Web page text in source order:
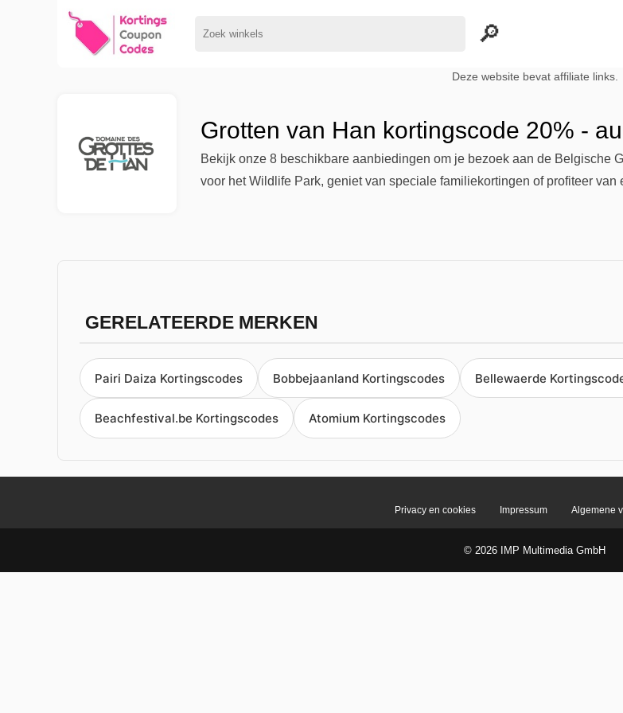
Deze website bevat affiliate links.
Grotten van Han kortingscode 20% -
Bekijk onze 8 beschikbare aanbiedingen om je bezoek aan de Belgische
voor het Wildlife Park, geniet van speciale familiekortingen of profiteer
GERELATEERDE MERKEN
Pairi Daiza Kortingscodes Bobbejaanland Kortingscodes Bellewaerde
Beachfestival.be Kortingscodes Atomium Kortingscodes
Privacy en cookies Impressum Algemene
© 2026 IMP Multimedia GmbH